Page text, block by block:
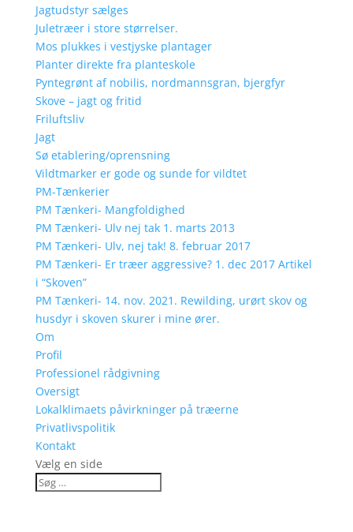
Jagtudstyr sælges
Juletræer i store størrelser.
Mos plukkes i vestjyske plantager
Planter direkte fra planteskole
Pyntegrønt af nobilis, nordmannsgran, bjergfyr
Skove – jagt og fritid
Friluftsliv
Jagt
Sø etablering/oprensning
Vildtmarker er gode og sunde for vildtet
PM-Tænkerier
PM Tænkeri- Mangfoldighed
PM Tænkeri- Ulv nej tak 1. marts 2013
PM Tænkeri- Ulv, nej tak! 8. februar 2017
PM Tænkeri- Er træer aggressive? 1. dec 2017 Artikel
i “Skoven”
PM Tænkeri- 14. nov. 2021. Rewilding, urørt skov og
husdyr i skoven skurer i mine ører.
Om
Profil
Professionel rådgivning
Oversigt
Lokalklimaets påvirkninger på træerne
Privatlivspolitik
Kontakt
Vælg en side